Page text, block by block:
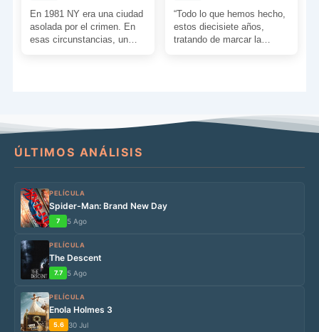
En 1981 NY era una ciudad
asolada por el crimen. En
esas circunstancias, un
“Todo lo que hemos hecho,
estos diecisiete años,
tratando de marcar la
ÚLTIMOS ANÁLISIS
PELÍCULA
Spider-Man: Brand New Day
7 5 Ago
PELÍCULA
The Descent
7.7 5 Ago
PELÍCULA
Enola Holmes 3
5.6 30 Jul